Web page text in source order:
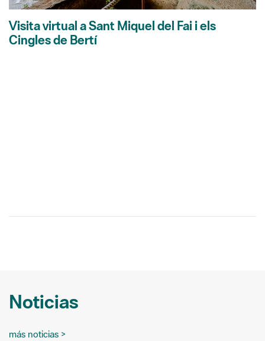
Visita virtual a Sant Miquel del Fai i els
Cingles de Bertí
Noticias
más noticias >